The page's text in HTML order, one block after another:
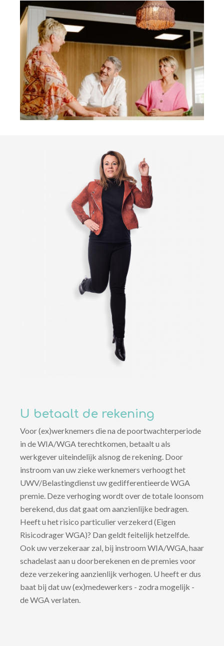
U betaalt de rekening
Voor (ex)werknemers die na de poortwachterperiode
in de WIA/WGA terechtkomen, betaalt u als
werkgever uiteindelijk alsnog de rekening. Door
instroom van uw zieke werknemers verhoogt het
UWV/Belastingdienst uw gedifferentieerde WGA
premie. Deze verhoging wordt over de totale loonsom
berekend, dus dat gaat om aanzienlijke bedragen.
Heeft u het risico particulier verzekerd (Eigen
Risicodrager WGA)? Dan geldt feitelijk hetzelfde.
Ook uw verzekeraar zal, bij instroom WIA/WGA, haar
schadelast aan u doorberekenen en de premies voor
deze verzekering aanzienlijk verhogen. U heeft er dus
baat bij dat uw (ex)medewerkers - zodra mogelijk -
de WGA verlaten.